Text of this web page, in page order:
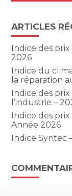
ARTICLES
Indice des
2026
Indice du
la réparation
Indice des
l’industrie –
Indice des
Année 2026
Indice Syntec